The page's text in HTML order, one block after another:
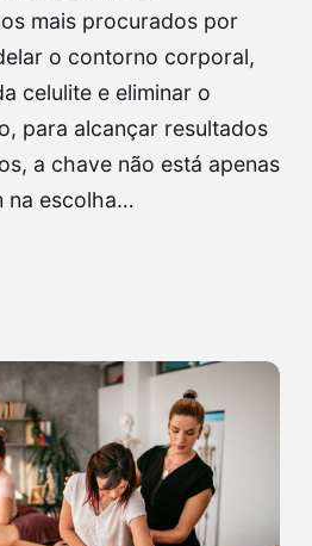
mais procurados por
o contorno corporal,
celulite e eliminar o
para alcançar resultados
a chave não está apenas
na escolha…